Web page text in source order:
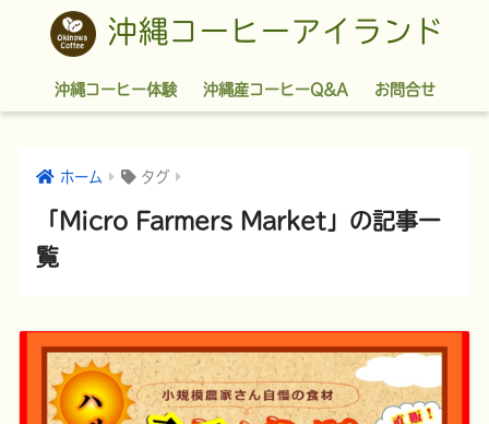
沖縄コーヒーアイランド
沖縄コーヒー体験 沖縄産コーヒーQ&A お問合せ
ホーム タグ
「Micro Farmers Market」の記事一
覧